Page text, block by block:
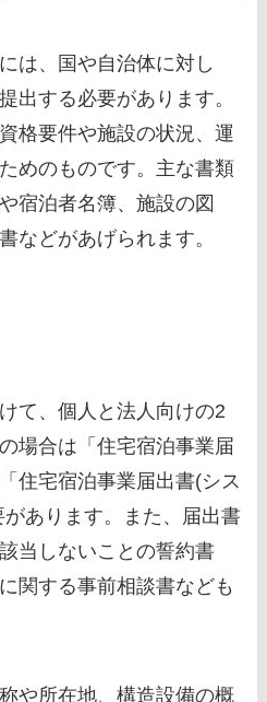
は、国や自治体に対し
出する必要があります。
格要件や施設の状況、運
めのものです。主な書類
宿泊者名簿、施設の図
などがあげられます。
て、個人と法人向けの2
場合は「住宅宿泊事業届
住宅宿泊事業届出書(シス
あります。また、届出書
当しないことの誓約書
関する事前相談書なども
や所在地、構造設備の概